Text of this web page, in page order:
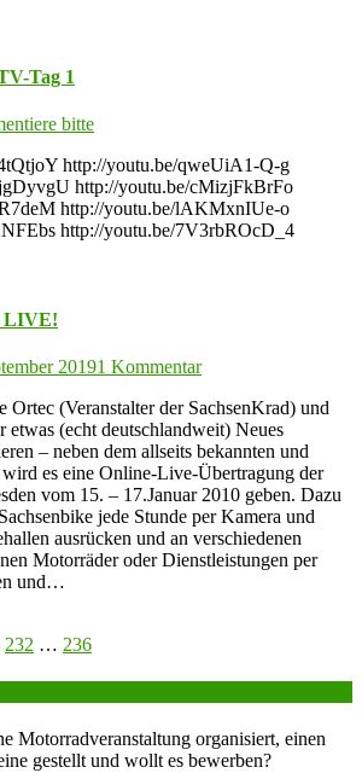
Tag 1
bitte
http://youtu.be/qweUiA1-Q-g
http://youtu.be/cMizjFkBrFo
http://youtu.be/lAKMxnIUe-o
http://youtu.be/7V3rbROcD_4
LIVE!
20191 Kommentar
Ortec (Veranstalter der SachsenKrad) und
etwas (echt deutschlandweit) Neues
– neben dem allseits bekannten und
es eine Online-Live-Übertragung der
vom 15. – 17.Januar 2010 geben. Dazu
jede Stunde per Kamera und
ausrücken und an verschiedenen
Motorräder oder Dienstleistungen per
und…
232 … 236
Motorradveranstaltung organisiert, einen
gestellt und wollt es bewerben?